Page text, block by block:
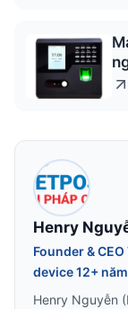
Henry
Founder &
device 12+ năm
Henry Nguyễn